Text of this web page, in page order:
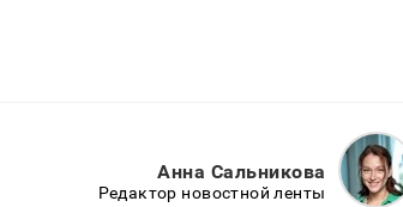
Анна Сальникова
Редактор новостной ленты